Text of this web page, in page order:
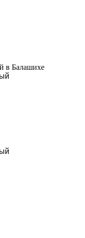
в Балашихе